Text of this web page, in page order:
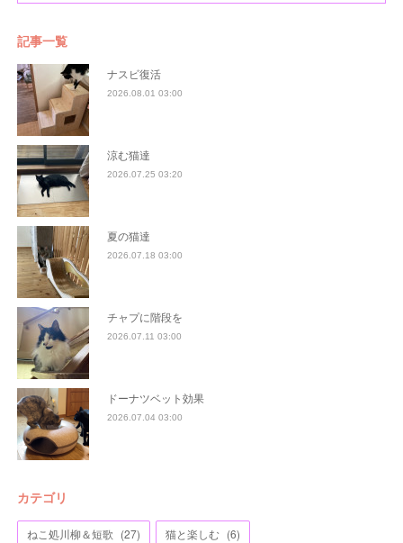
記事一覧
ナスビ復活
2026.08.01 03:00
涼む猫達
2026.07.25 03:20
夏の猫達
2026.07.18 03:00
チャプに階段を
2026.07.11 03:00
ドーナツベット効果
2026.07.04 03:00
カテゴリ
ねこ処川柳＆短歌 (27) 猫と楽しむ (6)